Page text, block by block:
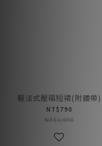
輕法式壓褶短裙(附腰帶)
NT$790
NT$1,090